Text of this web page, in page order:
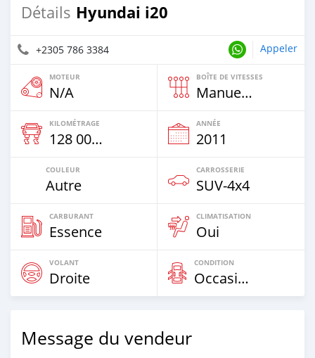
Détails Hyundai i20
+2305 786 3384 Appeler
MOTEUR
N/A
BOÎTE DE VITESSES
Manuelle
KILOMÉTRAGE
128 000 Km
ANNÉE
2011
COULEUR
Autre
CARROSSERIE
SUV‒4x4
CARBURANT
Essence
CLIMATISATION
Oui
VOLANT
Droite
CONDITION
Occasion
Message du vendeur